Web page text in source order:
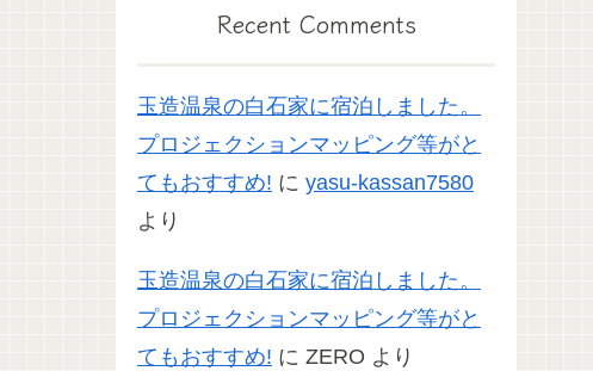
Recent Comments
玉造温泉の白石家に宿泊しました。
プロジェクションマッピング等がと
てもおすすめ! に yasu-kassan7580
より
玉造温泉の白石家に宿泊しました。
プロジェクションマッピング等がと
てもおすすめ! に ZERO より